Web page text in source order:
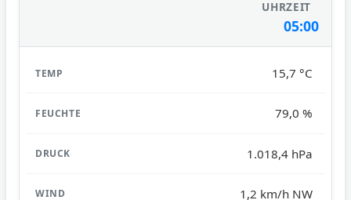
05:00
15,7 °C
79,0 %
1.018,4 hPa
1,2 km/h NW